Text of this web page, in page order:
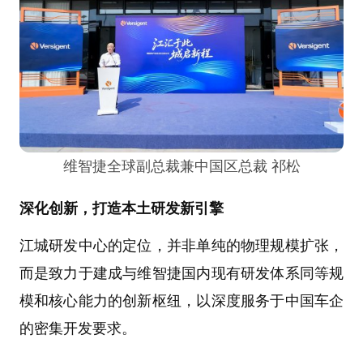
维智捷全球副总裁兼中国区总裁 祁松
深化创新，打造本土研发新引擎
江城研发中心的定位，并非单纯的物理规模扩张，
而是致力于建成与维智捷国内现有研发体系同等规
模和核心能力的创新枢纽，以深度服务于中国车企
的密集开发要求。